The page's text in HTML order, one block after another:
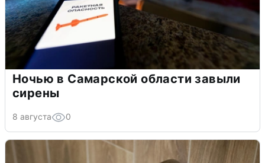
Ночью в Самарской области завыли
сирены
8 августа 0